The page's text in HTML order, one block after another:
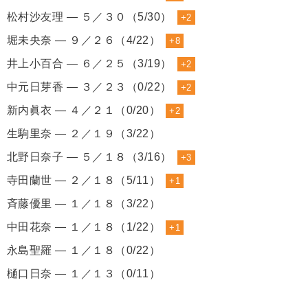
松村沙友理 ― ５／３０（5/30） +2
堀未央奈 ― ９／２６（4/22） +8
井上小百合 ― ６／２５（3/19） +2
中元日芽香 ― ３／２３（0/22） +2
新内眞衣 ― ４／２１（0/20） +2
生駒里奈 ― ２／１９（3/22）
北野日奈子 ― ５／１８（3/16）
+3
寺田蘭世 ― ２／１８（5/11） +1
斉藤優里 ― １／１８（3/22）
中田花奈 ― １／１８（1/22）
+1
永島聖羅 ― １／１８（0/22）
樋口日奈 ― １／１３（0/11）